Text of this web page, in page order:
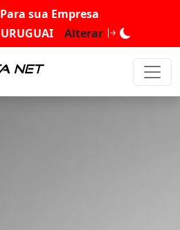
Para sua Empresa
URUGUAI Alterar